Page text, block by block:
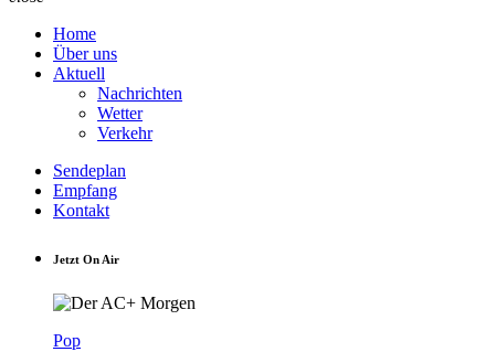
Home
Über uns
Aktuell
Nachrichten
Wetter
Verkehr
Sendeplan
Empfang
Kontakt
Jetzt On Air
Pop